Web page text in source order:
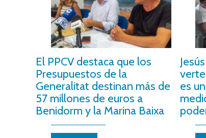
El PPCV destaca que los
Presupuestos de la
Generalitat destinan más de
57 millones de euros a
Benidorm y la Marina Baixa
es